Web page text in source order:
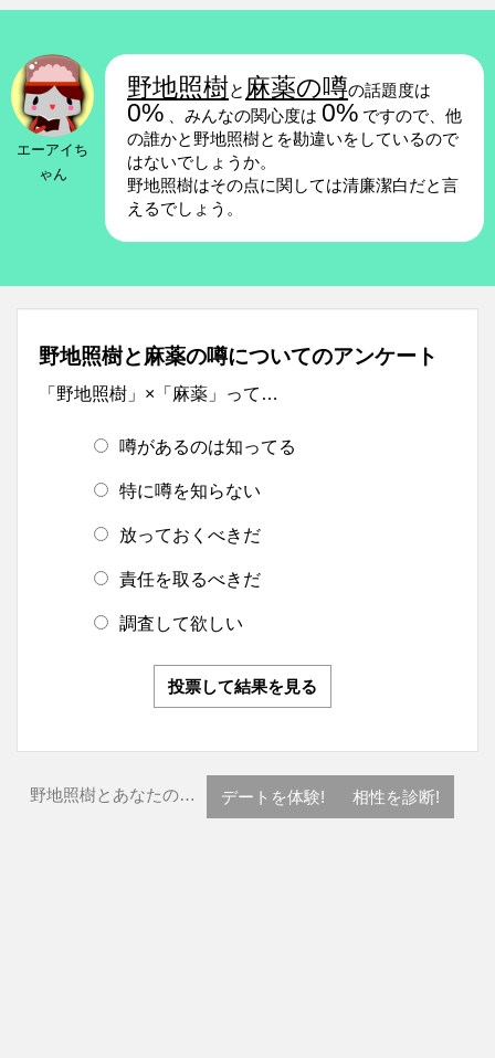
エーアイち
ゃん
野地照樹と 麻薬の噂の話題度は
0% 、みんなの関心度は 0% ですので、他
の誰かと野地照樹とを勘違いをしているので
はないでしょうか。
野地照樹はその点に関しては清廉潔白だと言
えるでしょう。
野地照樹と麻薬の噂についてのアンケート
「野地照樹」×「麻薬」って…
噂があるのは知ってる
特に噂を知らない
放っておくべきだ
責任を取るべきだ
調査して欲しい
投票して結果を見る
野地照樹とあなたの… デートを体験! 相性を診断!